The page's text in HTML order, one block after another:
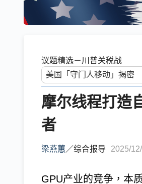
议题精选－川普关税战
摩尔线程打造
者
梁燕蕙 ／综合报导 2025/
GPU产业的竞争，本